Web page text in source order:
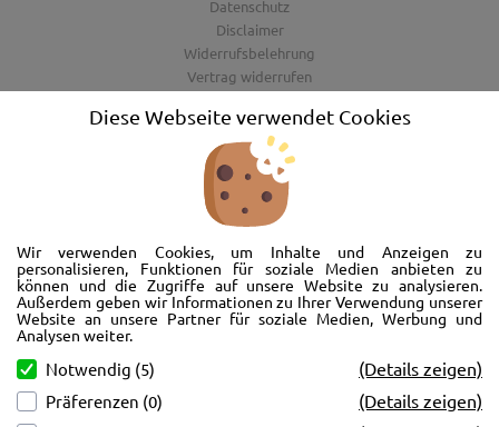
Diese Webseite verwendet Cookies
Wir verwenden Cookies, um Inhalte und Anzeigen zu
personalisieren, Funktionen für soziale Medien anbieten zu
können und die Zugriffe auf unsere Website zu analysieren.
Außerdem geben wir Informationen zu Ihrer Verwendung unserer
Website an unsere Partner für soziale Medien, Werbung und
Analysen weiter.
Notwendig (5) (Details zeigen)
Präferenzen (0) (Details zeigen)
Datenschutz
Disclaimer
Widerrufsbelehrung
Vertrag widerrufen
Barrierefreiheitserklärung
Wir freuen uns, Sie im AutoShop Wimmer in Passau zu begrüßen. Wir
bieten Ihnen Kompletträder und Reifen für die Automarken Ford, Land
Rover, Range Rover, Volvo, Peugeot, Jaguar und Citroen. Hier in Passau
schlägt unser Herz rund um’s Auto. Wir bieten Ihnen Beratung,
Werkstatt, Service und natürlich Verkauf. Wollen Sie erstmal in Ruhe
von der Couch aus unsere Räder und Merchandise Artikel durchstöbern
und Ihre neuen Räder betrachten? Oder doch lieber eine Volvo Jacke
kaufen? Von Ford bis Volvo, wir bieten Ihnen tolle Fotos mit allen Infos
und schnellen Kontakt zum AutoShop Wimmer. Schreiben Sie eine Mail,